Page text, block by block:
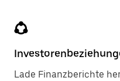
Lade Finanzberichte